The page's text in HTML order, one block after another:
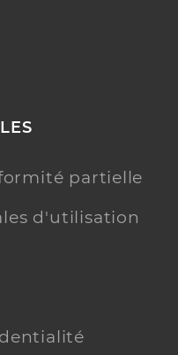
partielle
d'utilisation